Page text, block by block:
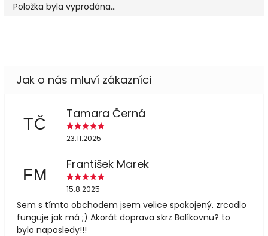
Položka byla vyprodána…
TČ
Tamara Černá
23.11.2025
FM
František Marek
15.8.2025
Sem s tímto obchodem jsem velice spokojený. zrcadlo
funguje jak má ;) Akorát doprava skrz Balíkovnu? to
bylo naposledy!!!